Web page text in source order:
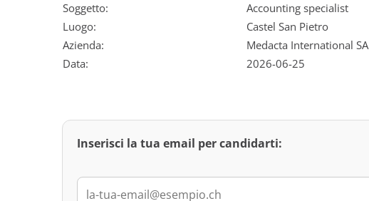
Soggetto:
Accounting specialist
Luogo:
Castel San Pietro
Azienda:
Medacta International SA
Data:
2026-06-25
Inserisci la tua email per candidarti: